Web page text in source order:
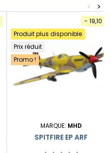
>
<
- 19,10 €
Produit plus disponible
Prix réduit
Promo !
MARQUE: MHD
SPITFIRE EP ARF